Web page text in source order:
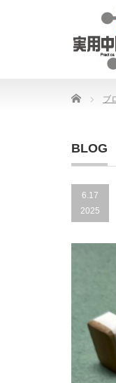
Home ブ
BLOG
6.17
2025